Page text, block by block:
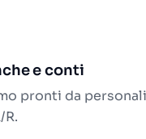
e conti
pronti da